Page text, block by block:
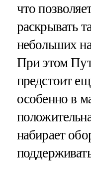
что
раскрывать
небольших
При этом
предстоит
особенно в
набирает